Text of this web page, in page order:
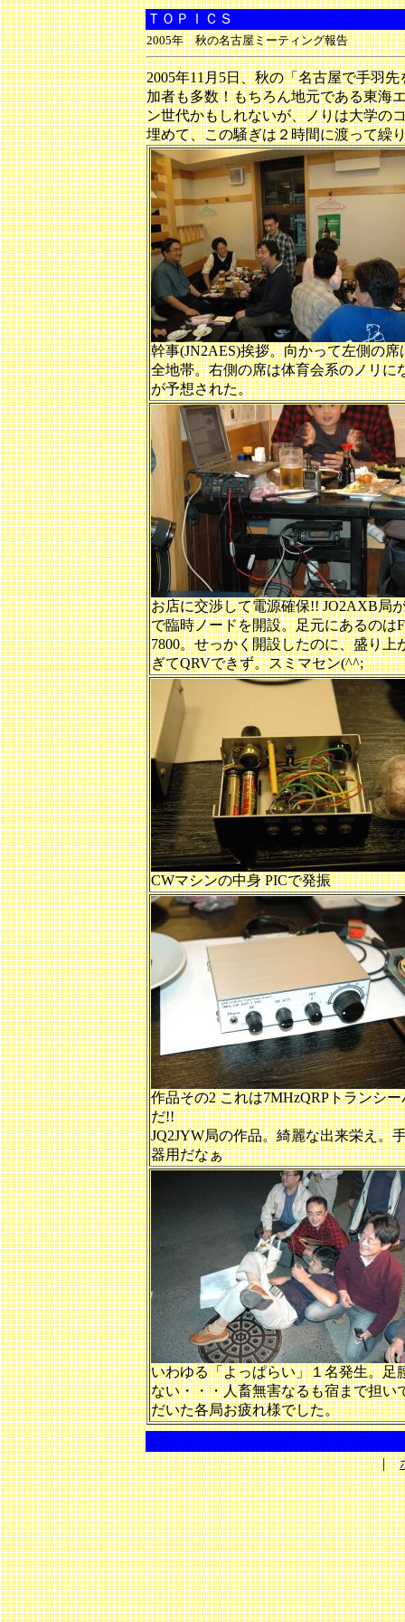
ＴＯＰＩＣＳ
2005年 秋の名古屋ミーティング報告
2005年11月5日、秋の「名古屋で手羽
加者も多数！もちろん地元である東海
ン世代かもしれないが、ノりは大学
埋めて、この騒ぎは２時間に渡って繰
幹事(JN2AES)挨拶。向かって左側の席
全地帯。右側の席は体育会系のノリに
が予想された。
お店に交渉して電源確保!! JO2AXB局
で臨時ノードを開設。足元にあるのは
7800。せっかく開設したのに、盛り上
ぎてQRVできず。スミマセン(^^;
CWマシンの中身 PICで発振
作品その2 これは7MHzQRPトランシー
だ!!
JQ2JYW局の作品。綺麗な出来栄え。
器用だなぁ
いわゆる「よっぱらい」１名発生。足
ない・・・人畜無害なるも宿まで担い
だいた各局お疲れ様でした。
．
|